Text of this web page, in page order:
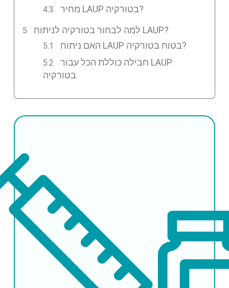
מחיר LAUP בטורקיה?
למה לבחור בטורקיה לניתוח LAUP?
האם ניתוח LAUP בטוח בטורקיה?
חבילה כוללת הכל עבור LAUP
בטורקיה